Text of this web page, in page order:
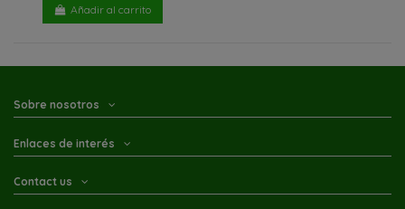
Añadir al carrito
Sobre nosotros
Enlaces de interés
Contact us